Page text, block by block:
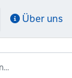
Über uns